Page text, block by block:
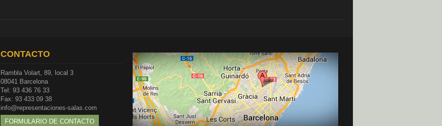
CONTACTO
Rambla Volart, 89, local 3
08041 Barcelona
Tel: 93 436 76 33
Fax: 93 433 09 38
info@representaciones-salas.com
FORMULARIO DE CONTACTO